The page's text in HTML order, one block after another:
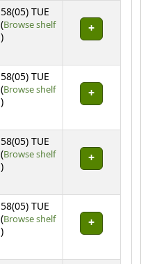
58(05) TUE
(Browse shelf
(Opens below)
)
58(05) TUE
(Browse shelf
(Opens below)
)
58(05) TUE
(Browse shelf
(Opens below)
)
58(05) TUE
(Browse shelf
(Opens below)
)